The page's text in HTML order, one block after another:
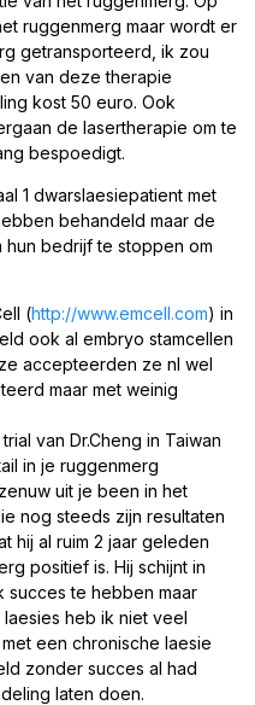
ruggenmerg maar wordt er
getransporteerd, ik zou
van deze therapie
kost 50 euro. Ook
de lasertherapie om te
bespoedigt.
1 dwarslaesiepatient met
behandeld maar de
bedrijf te stoppen om
(http://www.emcell.com) in
ook al embryo stamcellen
accepteerden ze nl wel
maar met weinig
van Dr.Cheng in Taiwan
in je ruggenmerg
uit je been in het
nog steeds zijn resultaten
hij al ruim 2 jaar geleden
positief is. Hij schijnt in
succes te hebben maar
heb ik niet veel
een chronische laesie
zonder succes al had
laten doen.